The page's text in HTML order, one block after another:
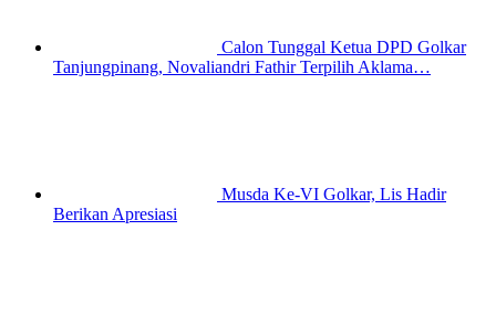
Calon Tunggal Ketua DPD Golkar
Tanjungpinang, Novaliandri Fathir Terpilih Aklama…
Musda Ke-VI Golkar, Lis Hadir
Berikan Apresiasi